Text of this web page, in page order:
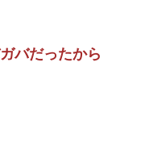
バだったから